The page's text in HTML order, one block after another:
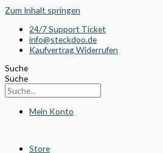
Zum Inhalt springen
24/7 Support Ticket
info@steckdoo.de
Kaufvertrag Widerrufen
Suche
Suche
Mein Konto
Store